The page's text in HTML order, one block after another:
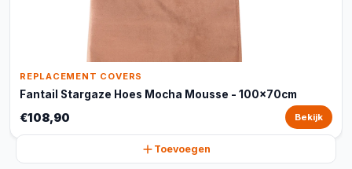
REPLACEMENT COVERS
Fantail Stargaze Hoes Mocha Mousse - 100x70cm
€108,90 Bekijk
Toevoegen